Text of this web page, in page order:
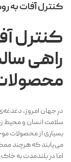
کنترل آفات به
کنترل
راهی
در جهان امروز،
سلامت انسان و محیط
بسیاری از محصولات
می‌یابند که هرچند
اما در بلندمدت به